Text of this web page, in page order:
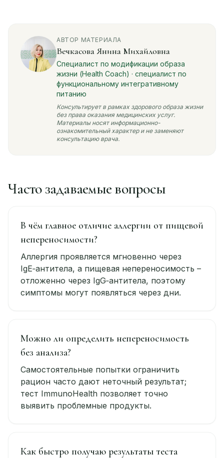
АВТОР МАТЕРИАЛА
Вечкасова Янина Михайловна
Специалист по модификации образа
жизни (Health Coach) · специалист по
функциональному интегративному
питанию
Консультирует в рамках здорового образа жизни
без права оказания медицинских услуг.
Материалы носят информационно-
ознакомительный характер и не заменяют
консультацию врача.
Часто задаваемые вопросы
В чём главное отличие аллергии от пищевой
непереносимости?
Аллергия проявляется мгновенно через
IgE‑антитела, а пищевая непереносимость –
отложенно через IgG‑антитела, поэтому
симптомы могут появляться через дни.
Можно ли определить непереносимость
без анализа?
Самостоятельные попытки ограничить
рацион часто дают неточный результат;
тест ImmunoHealth позволяет точно
выявить проблемные продукты.
Как быстро получаю результаты теста